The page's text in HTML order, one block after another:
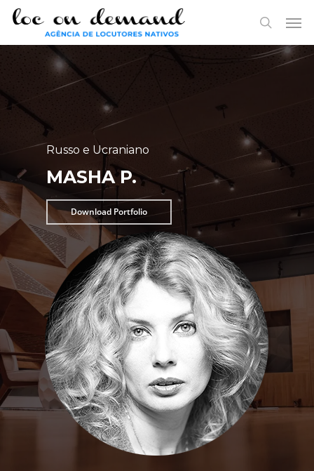
Skip
main
search
Russo e Ucraniano
MASHA P.
Download Portfolio